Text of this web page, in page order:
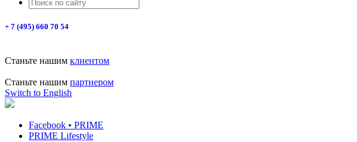
+ 7 (495) 660 70 54
Станьте нашим клиентом
Станьте нашим партнером
Switch to English
Facebook • PRIME
PRIME Lifestyle